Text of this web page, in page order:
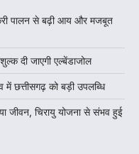
पालन से बढ़ी आय और मजबूत
दी जाएगी एल्बेंडाजोल
छत्तीसगढ़ को बड़ी उपलब्धि
जीवन, चिरायु योजना से संभव हुई